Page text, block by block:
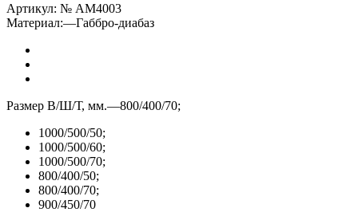
Артикул: № AM4003
Материал:—Габбро-диабаз
Размер В/Ш/Т, мм.—800/400/70;
1000/500/50;
1000/500/60;
1000/500/70;
800/400/50;
800/400/70;
900/450/70